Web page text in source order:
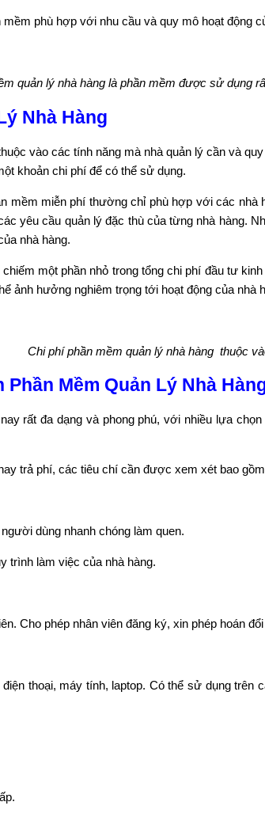
phù hợp với nhu cầu và quy mô hoạt động
quản lý nhà hàng là phần mềm được sử dụng
Nhà Hàng
vào các tính năng mà nhà quản lý cần và
khoản chi phí để có thể sử dụng.
mềm miễn phí thường chỉ phù hợp với các
yêu cầu quản lý đặc thù của từng nhà
nhà hàng.
một phần nhỏ trong tổng chi phí đầu tư
ảnh hưởng nghiêm trọng tới hoạt động của nhà
Chi phí phần mềm quản lý nhà hàng thuộc
Mềm Quản Lý Nhà
rất đa dạng và phong phú, với nhiều lựa
trả phí, các tiêu chí cần được xem xét bao
dùng nhanh chóng làm quen.
trình làm việc của nhà hàng.
Cho phép nhân viên đăng ký, xin phép hoán
thoại, máy tính, laptop. Có thể sử dụng